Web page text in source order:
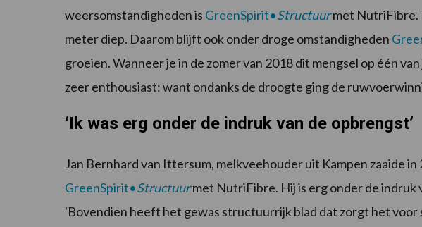
weersomstandigheden is GreenSpirit•Structuurmet NutriFibre.
meter diep. Daarom blijft ook onder droge omstandigheden
groeien. Wanneer je in de zomer van 2018 dit mengsel op één
zeer enthousiast: want ondanks de droogte ging de
‘Ik was erg onder de indruk van de opbrengst’
Jan Bernhard van Ittersum, melkveehouder uit Kampen zaaide
GreenSpirit•Structuurmet NutriFibre. Hij is erg onder de indruk
'Bovendien heeft het gewas structuurrijk blad dat zorgt het voor